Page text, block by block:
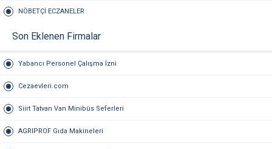
NÖBETÇİ ECZANELER
Son Eklenen Firmalar
Yabancı Personel Çalışma İzni
Cezaevleri.com
Siirt Tatvan Van Minibüs Seferleri
AGRIPROF Gıda Makineleri